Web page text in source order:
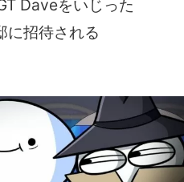
Daveをいじった
に招待される